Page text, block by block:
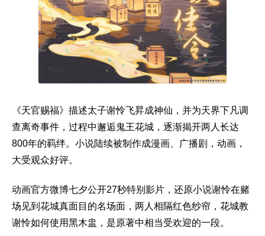
《天官赐福》描述太子谢怜飞昇成神仙，并为天界下凡调
查离奇事件，过程中邂逅鬼王花城，逐渐揭开两人长达
800年的羁绊。小说陆续被制作成漫画、广播剧，动画，
大受观众好评。
动画官方微博七夕公开27秒特别影片，还原小说谢怜在赌
场见到花城真面目的名场面，两人相隔红色纱帘，花城教
谢怜如何使用黑木盅，是原著中相当受欢迎的一段。